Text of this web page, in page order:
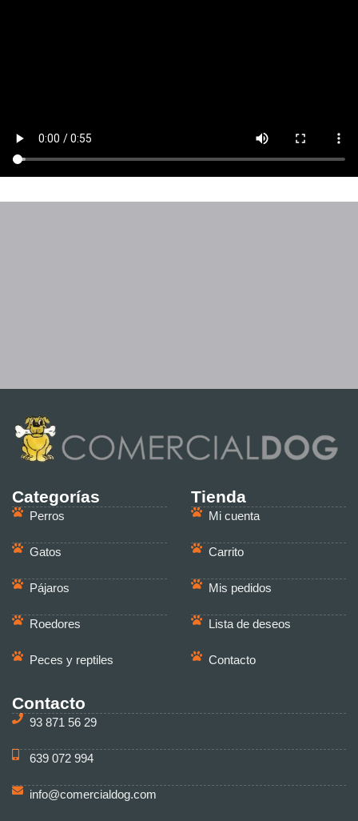
Categorías
Perros
Gatos
Pájaros
Roedores
Peces y reptiles
Tienda
Mi cuenta
Carrito
Mis pedidos
Lista de deseos
Contacto
Contacto
93 871 56 29
639 072 994
info@comercialdog.com